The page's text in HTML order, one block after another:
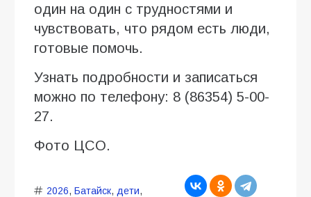
один на один с трудностями и
чувствовать, что рядом есть люди,
готовые помочь.
Узнать подробности и записаться
можно по телефону: 8 (86354) 5-00-
27.
Фото ЦСО.
2026, Батайск, дети,